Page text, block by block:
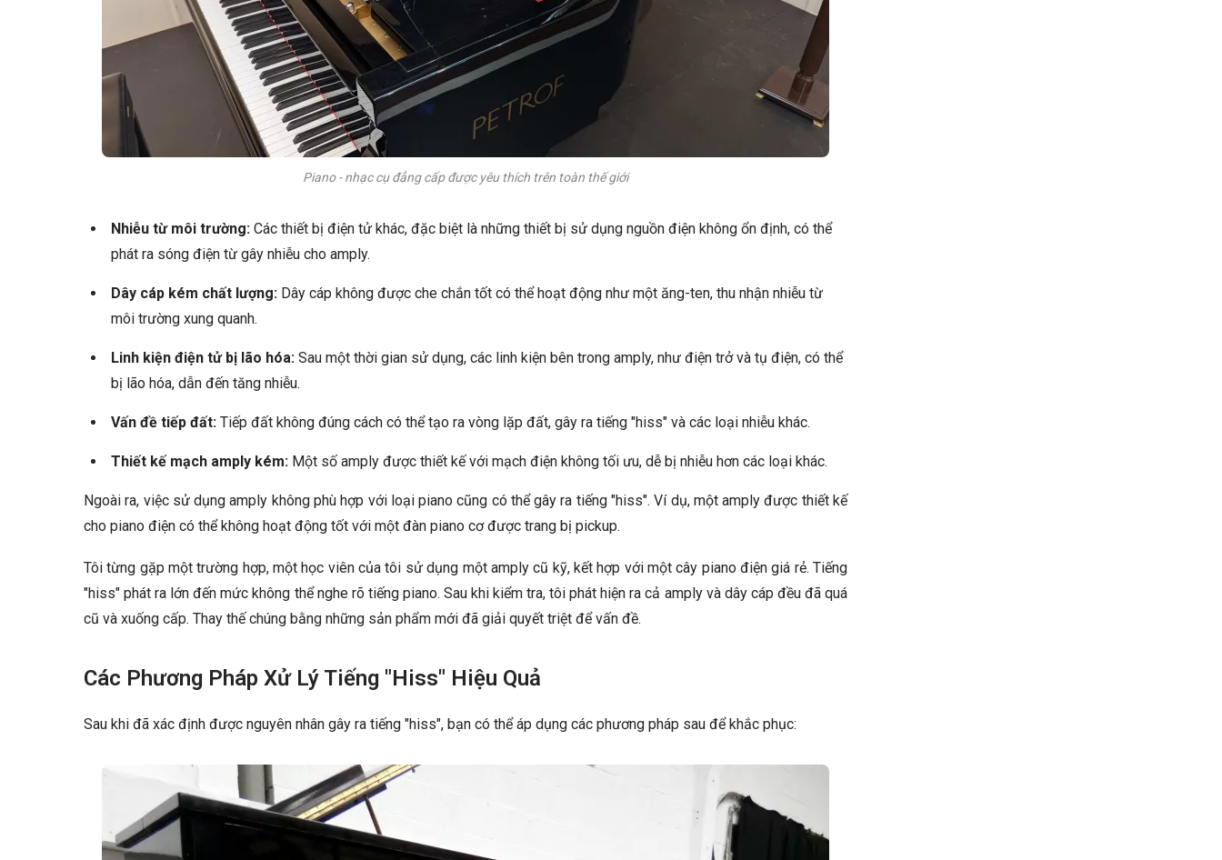
Piano - nhạc cụ đẳng cấp được yêu thích trên toàn thế giới
Nhiễu từ môi trường: Các thiết bị điện tử khác, đặc biệt là những thiết bị sử dụng nguồn điện không ổn định, có thể
phát ra sóng điện từ gây nhiễu cho amply.
Dây cáp kém chất lượng: Dây cáp không được che chắn tốt có thể hoạt động như một ăng-ten, thu nhận nhiễu từ
môi trường xung quanh.
Linh kiện điện tử bị lão hóa: Sau một thời gian sử dụng, các linh kiện bên trong amply, như điện trở và tụ điện, có thể
bị lão hóa, dẫn đến tăng nhiễu.
Vấn đề tiếp đất: Tiếp đất không đúng cách có thể tạo ra vòng lặp đất, gây ra tiếng "hiss" và các loại nhiễu khác.
Thiết kế mạch amply kém: Một số amply được thiết kế với mạch điện không tối ưu, dễ bị nhiễu hơn các loại khác.
Ngoài ra, việc sử dụng amply không phù hợp với loại piano cũng có thể gây ra tiếng "hiss". Ví dụ, một amply được thiết kế
cho piano điện có thể không hoạt động tốt với một đàn piano cơ được trang bị pickup.
Tôi từng gặp một trường hợp, một học viên của tôi sử dụng một amply cũ kỹ, kết hợp với một cây piano điện giá rẻ. Tiếng
"hiss" phát ra lớn đến mức không thể nghe rõ tiếng piano. Sau khi kiểm tra, tôi phát hiện ra cả amply và dây cáp đều đã quá
cũ và xuống cấp. Thay thế chúng bằng những sản phẩm mới đã giải quyết triệt để vấn đề.
Các Phương Pháp Xử Lý Tiếng "Hiss" Hiệu Quả
Sau khi đã xác định được nguyên nhân gây ra tiếng "hiss", bạn có thể áp dụng các phương pháp sau để khắc phục: